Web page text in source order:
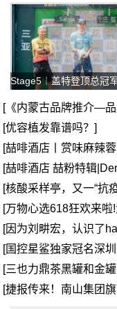
[《内蒙古品牌推介—
[优容植发靠谱吗？]
[喆啡酒店丨赏味麻辣
[喆啡酒店 喆粉特辑
[核酸采样亭，又一“抗
[万物心选618狂欢来啦
[因为刘畊宏，认识了
[国控星鲨独家冠名深
[三也力鼎茶黑罐和金
[捷报传来！南山集团